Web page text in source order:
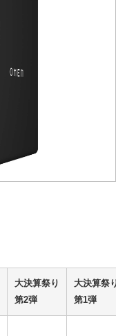
大決算祭り
第2弾
大決算祭り
第1弾